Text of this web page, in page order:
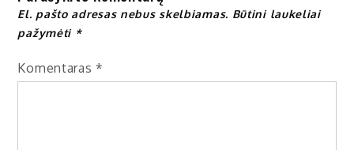
El. pašto adresas nebus skelbiamas. Būtini laukeliai
pažymėti *
Komentaras *